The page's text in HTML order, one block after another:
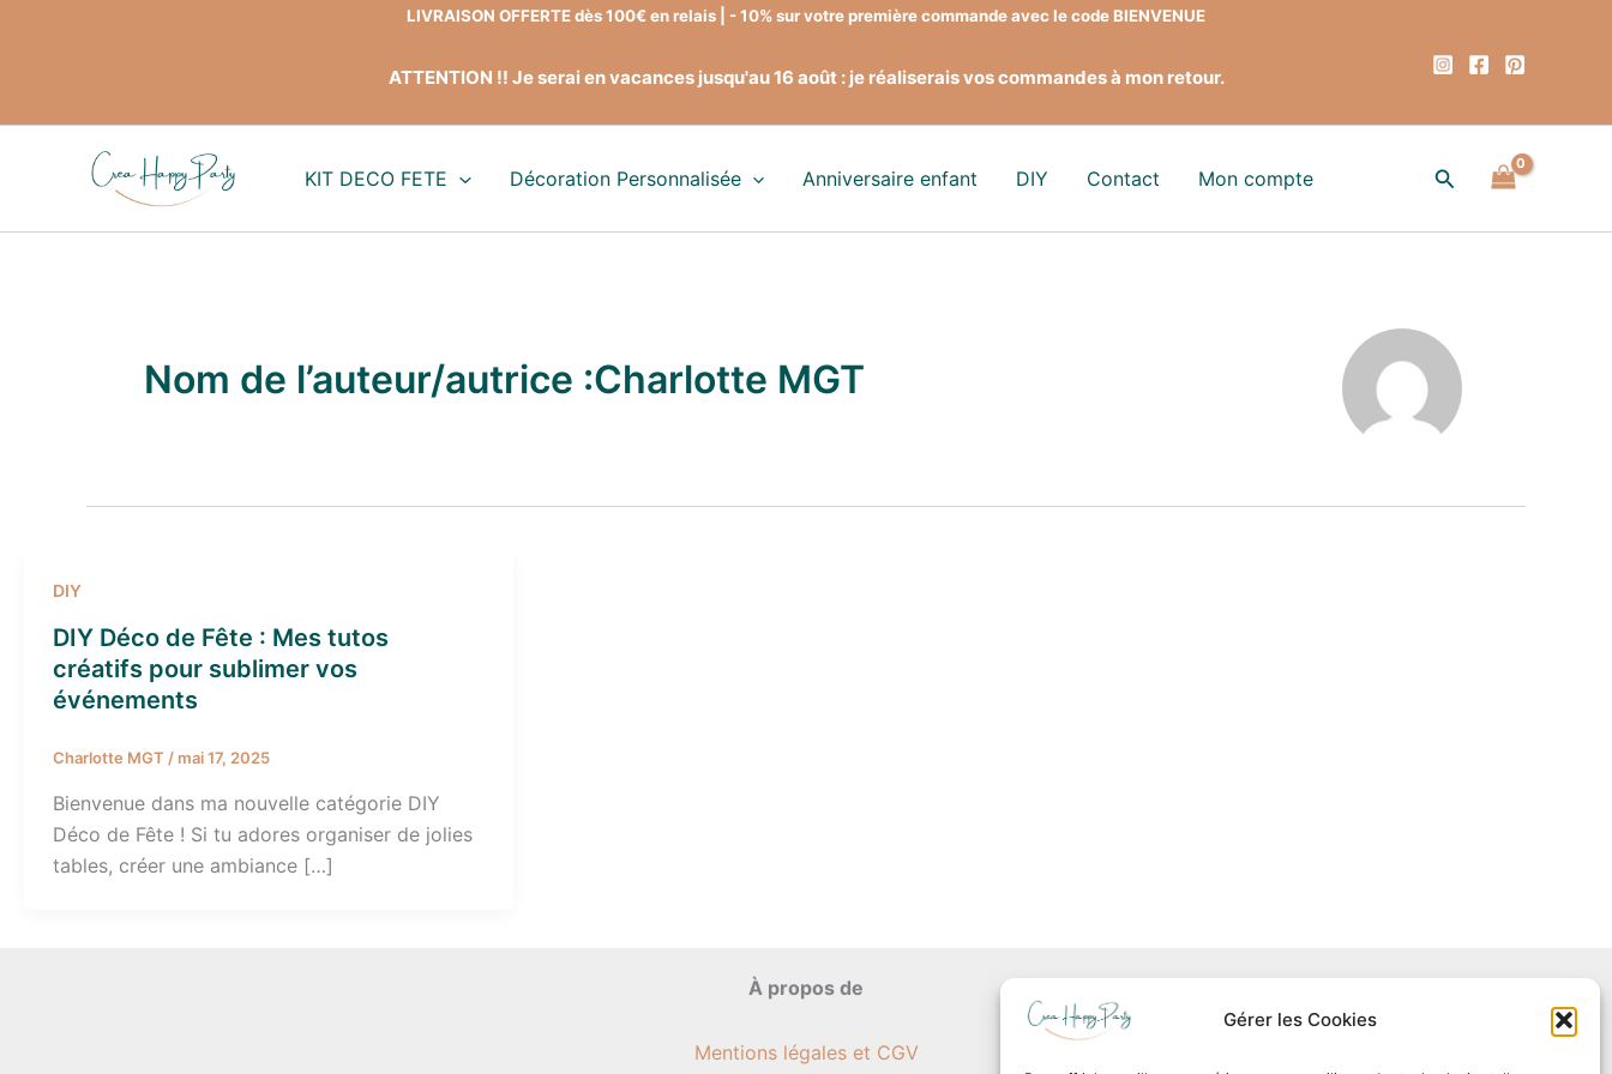
Gérer les Cookies
LIVRAISON OFFERTE dès 100€ en relais | - 10% sur votre première commande avec le code BIENVENUE
ATTENTION !! Je serai en vacances jusqu'au 16 août : je réaliserais vos commandes à mon retour.
KIT DECO FETE Décoration Personnalisée Anniversaire enfant DIY Contact Mon compte Rechercher
Nom de l’auteur/autrice :Charlotte MGT
DIY
DIY Déco de Fête : Mes tutos
créatifs pour sublimer vos
événements
Charlotte MGT / mai 17, 2025
Bienvenue dans ma nouvelle catégorie DIY
Déco de Fête ! Si tu adores organiser de jolies
tables, créer une ambiance […]
À propos de
Mentions légales et CGV